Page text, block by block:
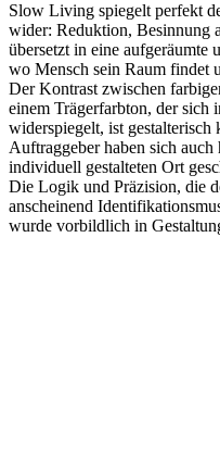
Slow Living spiegelt perfekt
wider: Reduktion, Besinnung
übersetzt in eine aufgeräumte
wo Mensch sein Raum findet
Der Kontrast zwischen
einem Trägerfarbton, der sich
widerspiegelt, ist
Auftraggeber haben sich auch
individuell gestalteten Ort
Die Logik und Präzision, die
anscheinend
wurde vorbildlich in